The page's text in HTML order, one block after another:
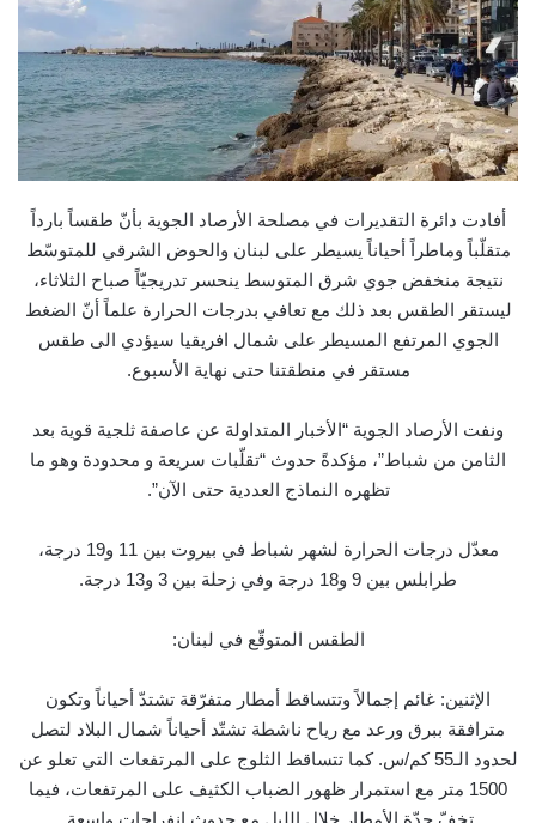
أفادت دائرة التقديرات في مصلحة الأرصاد الجوية بأنّ طقساً بارداً
متقلّباً وماطراً أحياناً يسيطر على لبنان والحوض الشرقي للمتوسّط
نتيجة منخفض جوي شرق المتوسط ينحسر تدريجيّاً صباح الثلاثاء،
ليستقر الطقس بعد ذلك مع تعافي بدرجات الحرارة علماً أنّ الضغط
الجوي المرتفع المسيطر على شمال افريقيا سيؤدي الى طقس
مستقر في منطقتنا حتى نهاية الأسبوع.
ونفت الأرصاد الجوية “الأخبار المتداولة عن عاصفة ثلجية قوية بعد
الثامن من شباط”، مؤكدةً حدوث “تقلّبات سريعة و محدودة وهو ما
تظهره النماذج العددية حتى الآن”.
معدّل درجات الحرارة لشهر شباط في بيروت بين 11 و19 درجة،
طرابلس بين 9 و18 درجة وفي زحلة بين 3 و13 درجة.
الطقس المتوقّع في لبنان:
الإثنين: غائم إجمالاً وتتساقط أمطار متفرّقة تشتدّ أحياناً وتكون
مترافقة ببرق ورعد مع رياح ناشطة تشتّد أحياناً شمال البلاد لتصل
لحدود الـ55 كم/س. كما تتساقط الثلوج على المرتفعات التي تعلو عن
1500 متر مع استمرار ظهور الضباب الكثيف على المرتفعات، فيما